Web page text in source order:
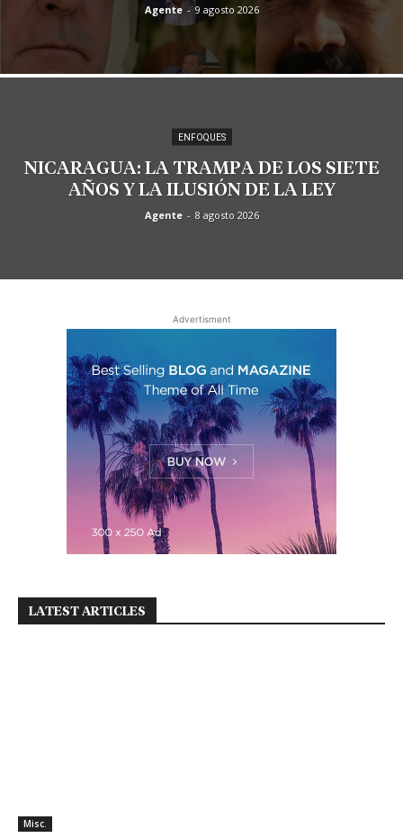
Agente - 9 agosto 2026
ENFOQUES
NICARAGUA: LA TRAMPA DE LOS SIETE
AÑOS Y LA ILUSIÓN DE LA LEY
Agente - 8 agosto 2026
Advertisment
LATEST ARTICLES
Misc.